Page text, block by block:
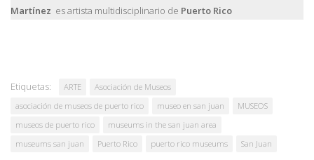
Martínez es artista multidisciplinario de Puerto Rico
Etiquetas: ARTE
Asociación de Museos
asociación de museos de puerto rico
museo en san juan
MUSEOS
museos de puerto rico
museums in the san juan area
museums san juan
Puerto Rico puerto rico museums San Juan